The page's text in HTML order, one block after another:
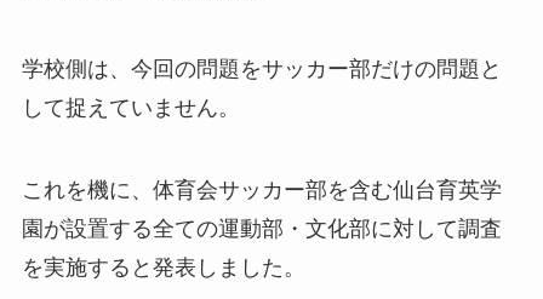
学校側は、今回の問題をサッカー部だけの問題と
して捉えていません。
これを機に、体育会サッカー部を含む仙台育英学
園が設置する全ての運動部・文化部に対して調査
を実施すると発表しました。